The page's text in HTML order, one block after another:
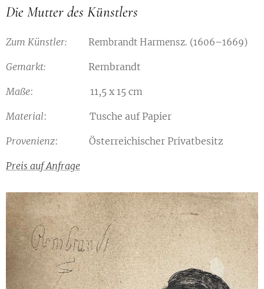
Die Mutter des Künstlers
Zum Künstler: Rembrandt Harmensz. (1606–1669)
Gemarkt: Rembrandt
Maße: 11,5 x 15 cm
Material: Tusche auf Papier
Provenienz: Österreichischer Privatbesitz
Preis auf Anfrage